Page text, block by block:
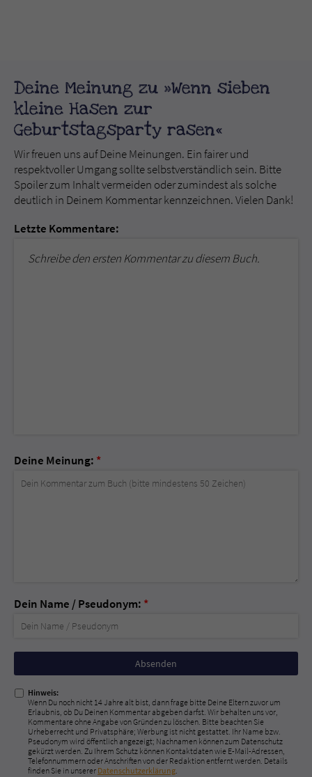
Deine Meinung zu »Wenn sieben
kleine Hasen zur
Geburtstagsparty rasen«
Wir freuen uns auf Deine Meinungen. Ein fairer und
respektvoller Umgang sollte selbstverständlich sein. Bitte
Spoiler zum Inhalt vermeiden oder zumindest als solche
deutlich in Deinem Kommentar kennzeichnen. Vielen Dank!
Letzte Kommentare:
Schreibe den ersten Kommentar zu diesem Buch.
Deine Meinung: *
Dein Name / Pseudonym: *
Nicht
ausfüllen!
Hinweis:
Wenn Du noch nicht 14 Jahre alt bist, dann frage bitte Deine Eltern zuvor um
Erlaubnis, ob Du Deinen Kommentar abgeben darfst. Wir behalten uns vor,
Kommentare ohne Angabe von Gründen zu löschen. Bitte beachten Sie
Urheberrecht und Privatsphäre; Werbung ist nicht gestattet. Ihr Name bzw.
Pseudonym wird öffentlich angezeigt; Nachnamen können zum Datenschutz
gekürzt werden. Zu Ihrem Schutz können Kontaktdaten wie E-Mail-Adressen,
Telefonnummern oder Anschriften von der Redaktion entfernt werden. Details
finden Sie in unserer Datenschutzerklärung.